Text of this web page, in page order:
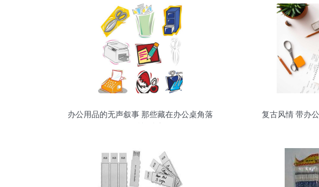
办公用品的无声叙事 那些藏在办公桌角落
复古风情 带办